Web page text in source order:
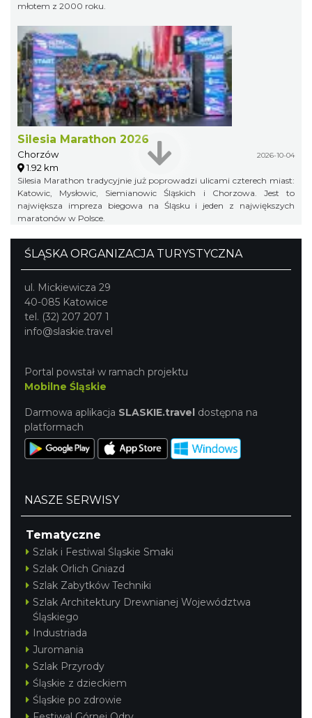
młotem z 2000 roku.
Silesia Marathon 2026
Chorzów 2026-10-04
1.92 km
Silesia Marathon tradycyjnie już poprowadzi ulicami czterech miast:
Katowic, Mysłowic, Siemianowic Śląskich i Chorzowa. Jest to
największa impreza biegowa na Śląsku i jeden z największych
maratonów w Polsce.
ŚLĄSKA ORGANIZACJA TURYSTYCZNA
ul. Mickiewicza 29
40-085 Katowice
tel. (32) 207 207 1
info@slaskie.travel
Portal powstał w ramach projektu
Mobilne Śląskie
Darmowa aplikacja SLASKIE.travel dostępna na
platformach
NASZE SERWISY
Tematyczne
Szlak i Festiwal Śląskie Smaki
Szlak Orlich Gniazd
Szlak Zabytków Techniki
Szlak Architektury Drewnianej Województwa
Śląskiego
Industriada
Juromania
Szlak Przyrody
Śląskie z dzieckiem
Śląskie po zdrowie